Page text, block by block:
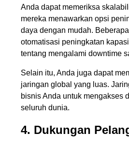
Anda dapat memeriksa
mereka menawarkan opsi
daya dengan mudah.
otomatisasi peningkatan
tentang mengalami downtime
Selain itu, Anda juga dapat
jaringan global yang luas.
bisnis Anda untuk mengakses
seluruh dunia.
4. Dukungan